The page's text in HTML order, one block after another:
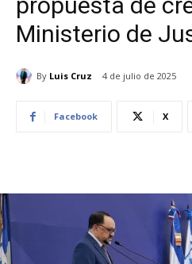
Ministerio de
By Luis Cruz 4 de julio de 2025
Facebook X